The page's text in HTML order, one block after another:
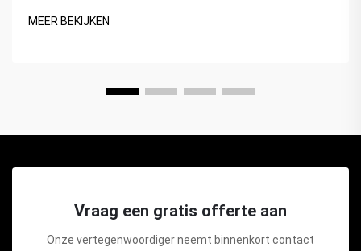
MEER BEKIJKEN
Vraag een gratis offerte aan
Onze vertegenwoordiger neemt binnenkort contact